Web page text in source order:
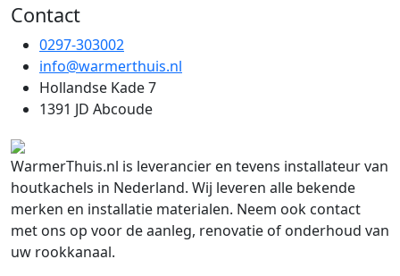
Contact
0297-303002
info@warmerthuis.nl
Hollandse Kade 7
1391 JD Abcoude
WarmerThuis.nl is leverancier en tevens installateur van
houtkachels in Nederland. Wij leveren alle bekende
merken en installatie materialen. Neem ook contact
met ons op voor de aanleg, renovatie of onderhoud van
uw rookkanaal.